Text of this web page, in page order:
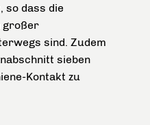
so dass die
großer
sind. Zudem
sieben
Kontakt zu